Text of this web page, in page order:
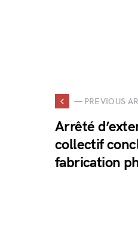
— PREVIOUS
Arrêté
collectif
fabrication